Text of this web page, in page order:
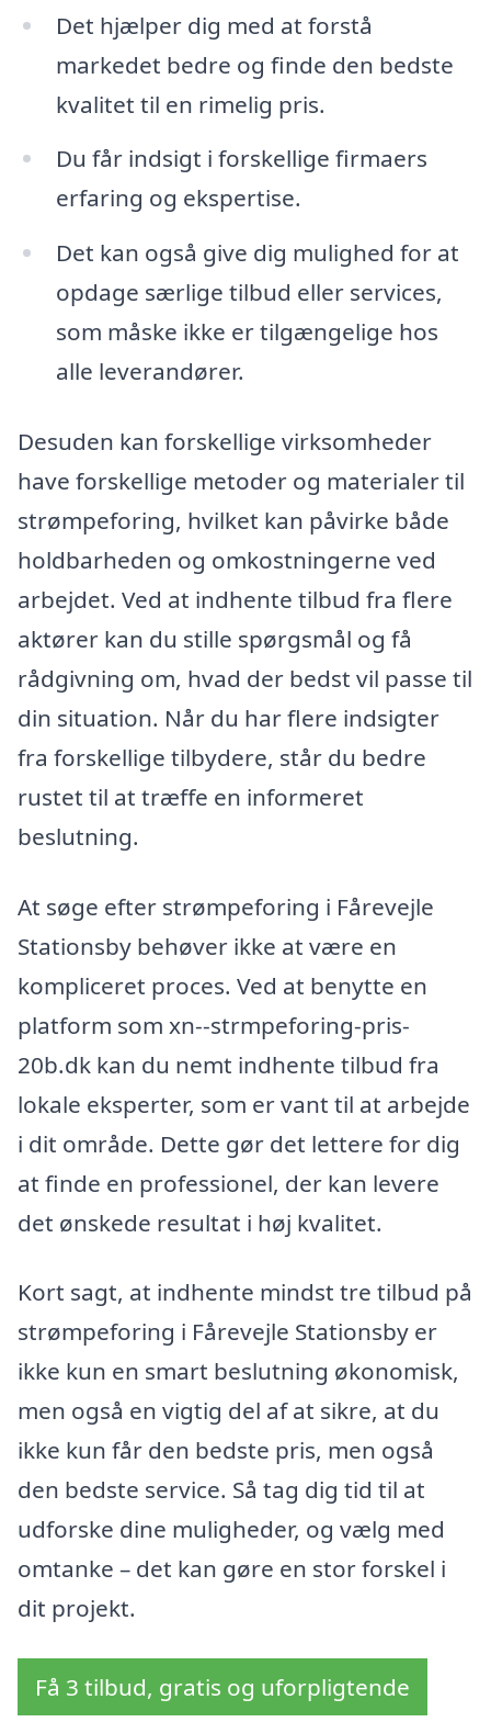
Det hjælper dig med at forstå
markedet bedre og finde den bedste
kvalitet til en rimelig pris.
Du får indsigt i forskellige firmaers
erfaring og ekspertise.
Det kan også give dig mulighed for at
opdage særlige tilbud eller services,
som måske ikke er tilgængelige hos
alle leverandører.
Desuden kan forskellige virksomheder
have forskellige metoder og materialer til
strømpeforing, hvilket kan påvirke både
holdbarheden og omkostningerne ved
arbejdet. Ved at indhente tilbud fra flere
aktører kan du stille spørgsmål og få
rådgivning om, hvad der bedst vil passe til
din situation. Når du har flere indsigter
fra forskellige tilbydere, står du bedre
rustet til at træffe en informeret
beslutning.
At søge efter strømpeforing i Fårevejle
Stationsby behøver ikke at være en
kompliceret proces. Ved at benytte en
platform som xn--strmpeforing-pris-
20b.dk kan du nemt indhente tilbud fra
lokale eksperter, som er vant til at arbejde
i dit område. Dette gør det lettere for dig
at finde en professionel, der kan levere
det ønskede resultat i høj kvalitet.
Kort sagt, at indhente mindst tre tilbud på
strømpeforing i Fårevejle Stationsby er
ikke kun en smart beslutning økonomisk,
men også en vigtig del af at sikre, at du
ikke kun får den bedste pris, men også
den bedste service. Så tag dig tid til at
udforske dine muligheder, og vælg med
omtanke – det kan gøre en stor forskel i
dit projekt.
Få 3 tilbud, gratis og uforpligtende